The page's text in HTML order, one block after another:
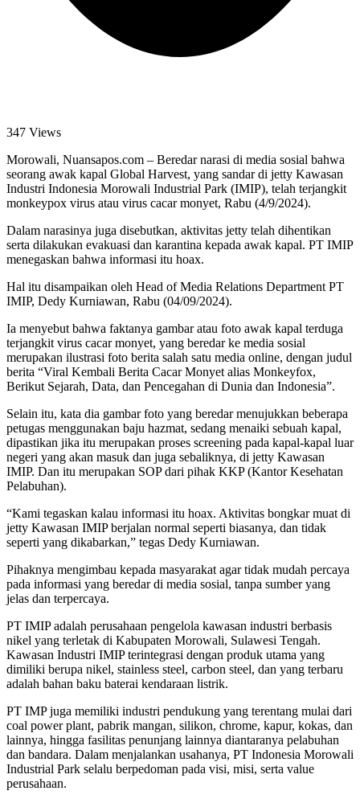
347 Views
Morowali, Nuansapos.com – Beredar narasi di media sosial bahwa
seorang awak kapal Global Harvest, yang sandar di jetty Kawasan
Industri Indonesia Morowali Industrial Park (IMIP), telah terjangkit
monkeypox virus atau virus cacar monyet, Rabu (4/9/2024).
Dalam narasinya juga disebutkan, aktivitas jetty telah dihentikan
serta dilakukan evakuasi dan karantina kepada awak kapal. PT IMIP
menegaskan bahwa informasi itu hoax.
Hal itu disampaikan oleh Head of Media Relations Department PT
IMIP, Dedy Kurniawan, Rabu (04/09/2024).
Ia menyebut bahwa faktanya gambar atau foto awak kapal terduga
terjangkit virus cacar monyet, yang beredar ke media sosial
merupakan ilustrasi foto berita salah satu media online, dengan judul
berita “Viral Kembali Berita Cacar Monyet alias Monkeyfox,
Berikut Sejarah, Data, dan Pencegahan di Dunia dan Indonesia”.
Selain itu, kata dia gambar foto yang beredar menujukkan beberapa
petugas menggunakan baju hazmat, sedang menaiki sebuah kapal,
dipastikan jika itu merupakan proses screening pada kapal-kapal luar
negeri yang akan masuk dan juga sebaliknya, di jetty Kawasan
IMIP. Dan itu merupakan SOP dari pihak KKP (Kantor Kesehatan
Pelabuhan).
“Kami tegaskan kalau informasi itu hoax. Aktivitas bongkar muat di
jetty Kawasan IMIP berjalan normal seperti biasanya, dan tidak
seperti yang dikabarkan,” tegas Dedy Kurniawan.
Pihaknya mengimbau kepada masyarakat agar tidak mudah percaya
pada informasi yang beredar di media sosial, tanpa sumber yang
jelas dan terpercaya.
PT IMIP adalah perusahaan pengelola kawasan industri berbasis
nikel yang terletak di Kabupaten Morowali, Sulawesi Tengah.
Kawasan Industri IMIP terintegrasi dengan produk utama yang
dimiliki berupa nikel, stainless steel, carbon steel, dan yang terbaru
adalah bahan baku baterai kendaraan listrik.
PT IMP juga memiliki industri pendukung yang terentang mulai dari
coal power plant, pabrik mangan, silikon, chrome, kapur, kokas, dan
lainnya, hingga fasilitas penunjang lainnya diantaranya pelabuhan
dan bandara. Dalam menjalankan usahanya, PT Indonesia Morowali
Industrial Park selalu berpedoman pada visi, misi, serta value
perusahaan.